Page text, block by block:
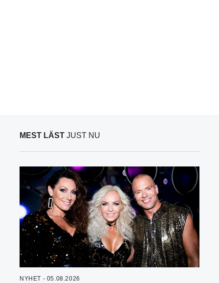
MEST LÄST JUST NU
NYHET - 05.08.2026